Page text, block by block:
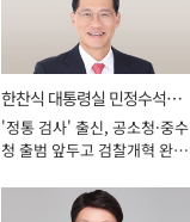
한찬식 대통령실 민정수석비
서관
'정통 검사' 출신, 공소청·중수
청 출범 앞두고 검찰개혁 완수